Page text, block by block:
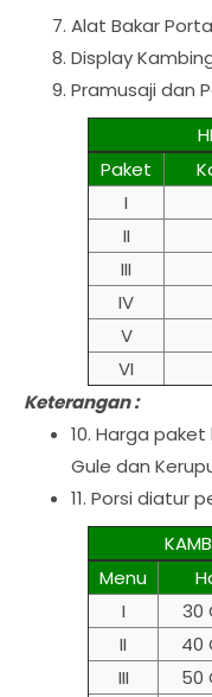
Alat Bakar
Display
Pramusaji dan
Paket
I
II
III
IV
V
VI
Keterangan :
10. Harga
Gule dan
11. Porsi diatur
Menu
I
30
II
40
III
50